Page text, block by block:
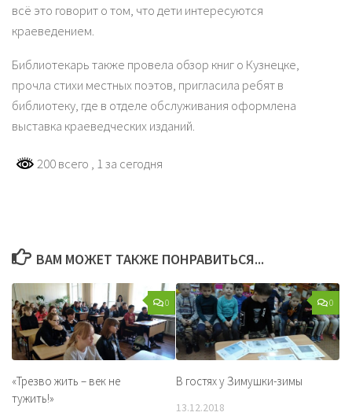
всё это говорит о том, что дети интересуются
краеведением.
Библиотекарь также провела обзор книг о Кузнецке,
прочла стихи местных поэтов, пригласила ребят в
библиотеку, где в отделе обслуживания оформлена
выставка краеведческих изданий.
200 всего , 1 за сегодня
ВАМ МОЖЕТ ТАКЖЕ ПОНРАВИТЬСЯ...
0
«Трезво жить – век не
тужить!»
0
В гостях у Зимушки-зимы
13.12.2018